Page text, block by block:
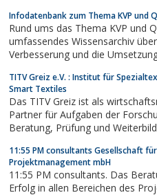
und elektrische Antriebstechnik
Kundenschulung,...
Infodatenbank zum Thema KVP und
Rund ums das Thema KVP und
umfassendes Wissensarchiv
Verbesserung und die
Prozessoptimierung und
Mit den KVP Instrumenten wird
TITV Greiz e.V. : Institut für
Smart Textiles
Das TITV Greiz ist als
Partner für Aufgaben der Forschung, Entwicklung,
Beratung, Prüfung und Weiterbildung entlang der gesamten
Smart Textiles, ...
11:55 PM consultants Gesellschaft
Projektmanagement mbH
11:55 PM consultants. Das
Erfolg in allen Bereichen des